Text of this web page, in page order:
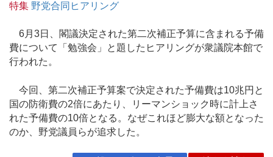
特集 野党合同ヒアリング
6月3日、閣議決定された第二次補正予算に含まれる予備
費について「勉強会」と題したヒアリングが衆議院本館で
行われた。
今回、第二次補正予算案で決定された予備費は10兆円と
国の防衛費の2倍にあたり、リーマンショック時に計上さ
れた予備費の10倍となる。なぜこれほど膨大な額となった
のか、野党議員らが追求した。